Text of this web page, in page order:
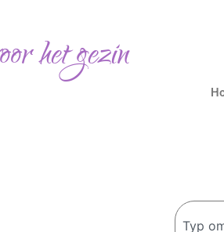
het gezin
Zoeken